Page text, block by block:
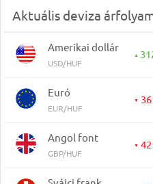
Aktuális deviza
Amerikai dollár
USD/HUF
▲
Euró
EUR/HUF
▼
Angol font
GBP/HUF
▼